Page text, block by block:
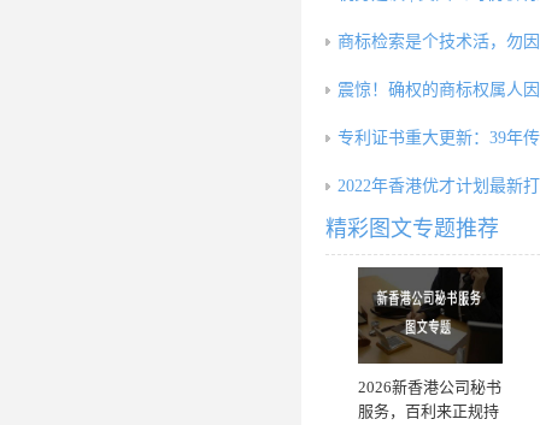
商标检索是个技术活，勿
震惊！确权的商标权属人
专利证书重大更新：39年
2022年香港优才计划最新
精彩图文专题推荐
2026新香港公司秘书
服务，百利来正规持